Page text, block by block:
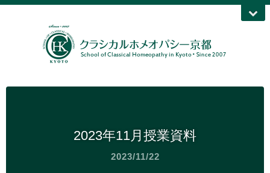
2023年11月授業資料
2023/11/22